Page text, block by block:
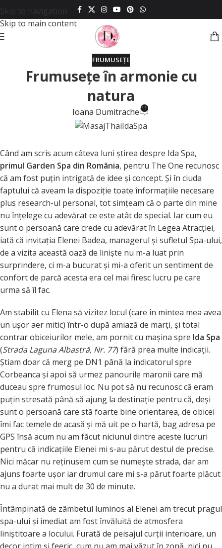
Skip to main content
FRUMUSEȚE
Frumuseţe în armonie cu
natura
Ioana Dumitrache 11
Când am scris acum câteva luni ştirea despre Ida Spa,
primul Garden Spa din România, pentru The One recunosc
că am fost puţin intrigată de idee şi concept. Şi în ciuda
faptului că aveam la dispoziţie toate înformaţiile necesare
plus research-ul personal, tot simţeam că o parte din mine
nu înţelege cu adevărat ce este atât de special. Iar cum eu
sunt o persoană care crede cu adevărat în Legea Atracţiei,
iată că invitaţia Elenei Badea, managerul şi sufletul Spa-ului,
de a vizita această oază de linişte nu m-a luat prin
surprindere, ci m-a bucurat şi mi-a oferit un sentiment de
confort de parcă acesta era cel mai firesc lucru pe care
urma să îl fac.
Am stabilit cu Elena să vizitez locul (care în mintea mea avea
un uşor aer mitic) într-o după amiază de marţi, şi total
contrar obiceiurilor mele, am pornit cu maşina spre Ida Spa
(Strada Laguna Albastră, Nr. 77) fără prea multe indicaţii.
Ştiam doar că merg pe DN1 până la indicatorul spre
Corbeanca şi apoi să urmez panourile maronii care mă
duceau spre frumosul loc. Nu pot să nu recunosc că eram
puţin stresată până să ajung la destinaţie pentru că, deşi
sunt o persoană care stă foarte bine orientarea, de obicei
îmi fac temele de acasă şi mă uit pe o hartă, bag adresa pe
GPS însă acum nu am făcut niciunul dintre aceste lucruri
pentru că indicaţiile Elenei mi s-au părut destul de precise.
Nici măcar nu reţinusem cum se numeşte strada, dar am
ajuns foarte uşor iar drumul care mi s-a părut foarte plăcut
nu a durat mai mult de 30 de minute.
Întâmpinată de zâmbetul luminos al Elenei am trecut pragul
spa-ului şi imediat am fost învăluită de atmosfera
liniştitoare a locului. Furată de peisajul curţii interioare, un